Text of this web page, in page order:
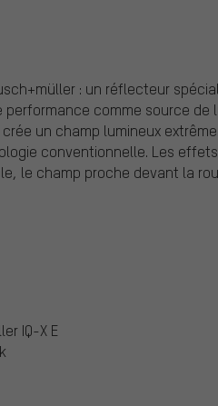
: un réflecteur
performance comme source
crée un champ lumineux
conventionnelle. Les
le champ proche devant la
IQ-X E